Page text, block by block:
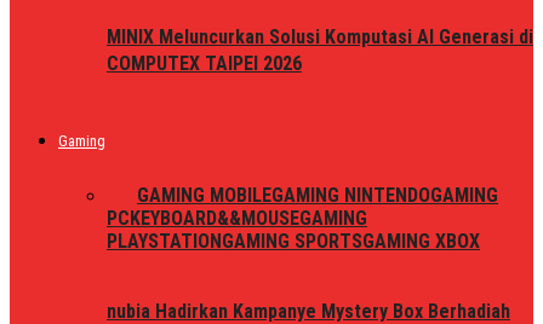
MINIX Meluncurkan Solusi Komputasi AI Generasi di
COMPUTEX TAIPEI 2026
Gaming
GAMING MOBILEGAMING NINTENDOGAMING
PCKEYBOARD&&MOUSEGAMING
PLAYSTATIONGAMING SPORTSGAMING XBOX
nubia Hadirkan Kampanye Mystery Box Berhadiah